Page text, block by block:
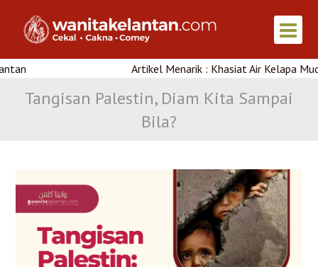
Artikel Menarik : Khasiat Air Kelapa Muda
Tangisan Palestin, Diam Kita Sampai
Bila?